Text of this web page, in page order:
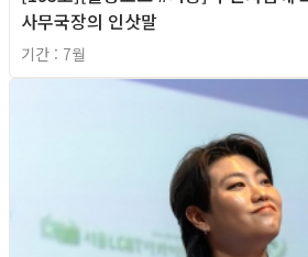
사무국장의 인삿말
기간 : 7월